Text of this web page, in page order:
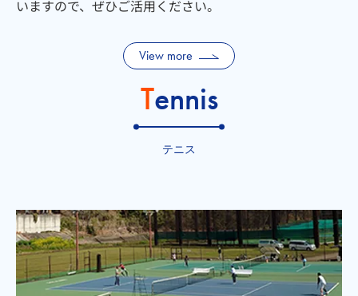
いますので、ぜひご活用ください。
View more
Tennis
テニス